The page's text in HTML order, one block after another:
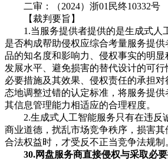
二审：（2024）浙01民终10332号
【裁判要旨】
1.当服务提供者提供的是生成式人
是否构成帮助侵权应综合考量服务提
品的知名度和影响力、侵权事实的明
发展水平、避免损害的替代设计的可
必要措施及其效果、侵权责任的承担
态地调整过错的认定标准，将服务提
其信息管理能力相适应的合理程度。
2.生成式人工智能服务只有在违反
商业道德，扰乱市场竞争秩序，损害
合法权益时，才受反不正当竞争法规制
30.网盘服务商直接侵权与采取必